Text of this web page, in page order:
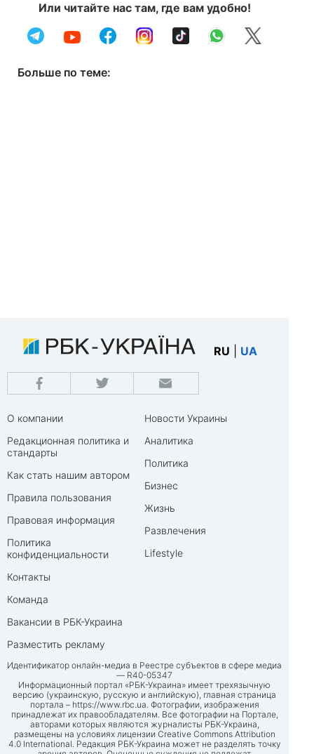
Или читайте нас там, где вам удобно!
Больше по теме:
RU UA
О компании
Редакционная политика и
стандарты
Как стать нашим автором
Правила пользования
Правовая информация
Политика
конфиденциальности
Контакты
Команда
Вакансии в РБК-Украина
Разместить рекламу
Новости Украины
Аналитика
Политика
Бизнес
Жизнь
Развлечения
Lifestyle
Идентификатор онлайн-медиа в Реестре субъектов в сфере медиа
— R40-05347
Информационный портал «РБК-Украина» имеет трехязычную
версию (украинскую, русскую и английскую), главная страница
портала – https://www.rbc.ua. Фотографии, изображения
принадлежат их правообладателям. Все фотографии на Портале,
авторами которых являются журналисты РБК-Украина,
размещены на условиях лицензии Creative Commons Attribution
4.0 International. Редакция РБК-Украина может не разделять точку